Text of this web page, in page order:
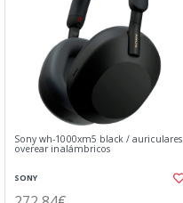
Sony wh-1000xm5 black / auriculares
overear inalámbricos
SONY